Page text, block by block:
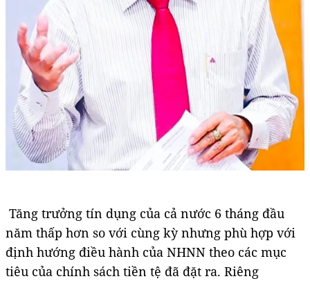
Tăng trưởng tín dụng của cả nước 6 tháng đầu
năm thấp hơn so với cùng kỳ nhưng phù hợp với
định hướng điều hành của NHNN theo các mục
tiêu của chính sách tiền tệ đã đặt ra. Riêng